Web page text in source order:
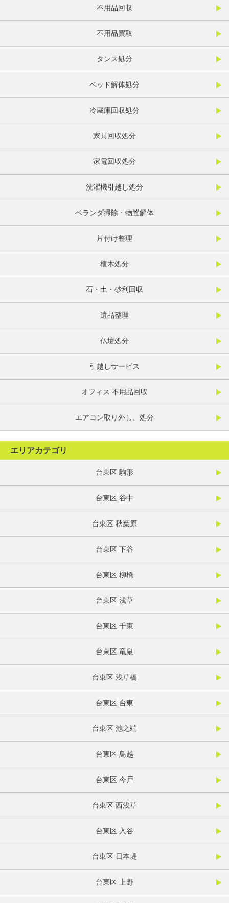
不用品回収
不用品買取
タンス処分
ベッド解体処分
冷蔵庫回収処分
家具回収処分
家電回収処分
洗濯機引越し処分
ベランダ掃除・物置解体
片付け整理
植木処分
石・土・砂利回収
遺品整理
仏壇処分
引越しサービス
オフィス 不用品回収
エアコン取り外し、処分
エリアカテゴリ
台東区 駒形
台東区 谷中
台東区 秋葉原
台東区 下谷
台東区 柳橋
台東区 浅草
台東区 千束
台東区 竜泉
台東区 浅草橋
台東区 台東
台東区 池之端
台東区 鳥越
台東区 今戸
台東区 西浅草
台東区 入谷
台東区 日本堤
台東区 上野